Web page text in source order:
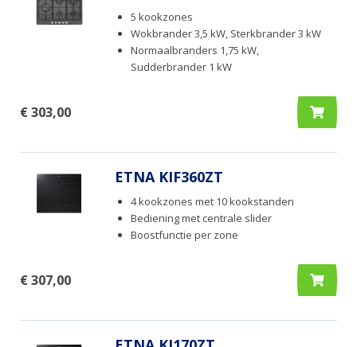
5 kookzones
Wokbrander 3,5 kW, Sterkbrander 3 kW
Normaalbranders 1,75 kW,
Sudderbrander 1 kW
€ 303,00
ETNA KIF360ZT
4 kookzones met 10 kookstanden
Bediening met centrale slider
Boostfunctie per zone
€ 307,00